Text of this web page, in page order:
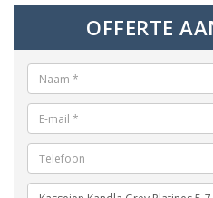
OFFERTE